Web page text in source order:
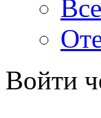
Войти